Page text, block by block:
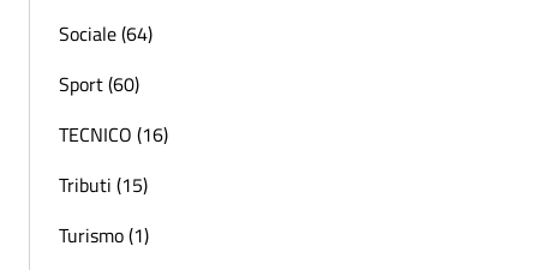
Sociale (64)
Sport (60)
TECNICO (16)
Tributi (15)
Turismo (1)